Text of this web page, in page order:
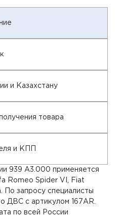
и Казахстану
товара
и КПП
939 A3.000 применяется
Romeo Spider VI, Fiat
По запросу специалисты
ДВС с артикулом 167AR.
по всей России